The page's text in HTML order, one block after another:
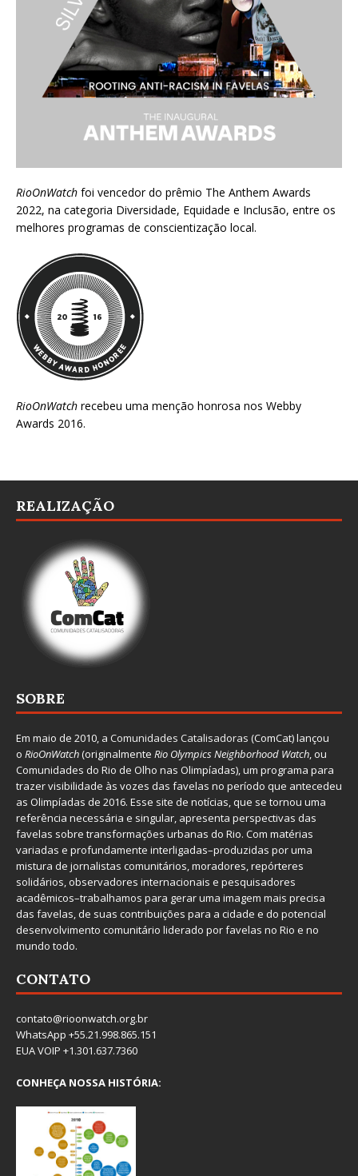
RioOnWatch foi vencedor do prêmio The Anthem Awards
2022, na categoria Diversidade, Equidade e Inclusão, entre os
melhores programas de conscientização local.
RioOnWatch recebeu uma menção honrosa nos Webby
Awards 2016.
REALIZAÇÃO
SOBRE
Em maio de 2010, a Comunidades Catalisadoras (ComCat) lançou
o RioOnWatch(originalmente Rio Olympics Neighborhood Watch, ou
Comunidades do Rio de Olho nas Olimpíadas), um programa para
trazer visibilidade às vozes das favelas no período que antecedeu
as Olimpíadas de 2016. Esse site de notícias, que se tornou uma
referência necessária e singular, apresenta perspectivas das
favelas sobre transformações urbanas do Rio. Com matérias
variadas e profundamente interligadas–produzidas por uma
mistura de jornalistas comunitários, moradores, repórteres
solidários, observadores internacionais e pesquisadores
acadêmicos–trabalhamos para gerar uma imagem mais precisa
das favelas, de suas contribuições para a cidade e do potencial
desenvolvimento comunitário liderado por favelas no Rio e no
mundo todo.
CONTATO
contato@rioonwatch.org.br
WhatsApp +55.21.998.865.151
EUA VOIP +1.301.637.7360
CONHEÇA NOSSA HISTÓRIA: